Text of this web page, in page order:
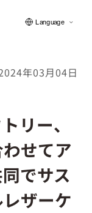
Language
年03月04日
リー、
せてア
でサス
ザーケ